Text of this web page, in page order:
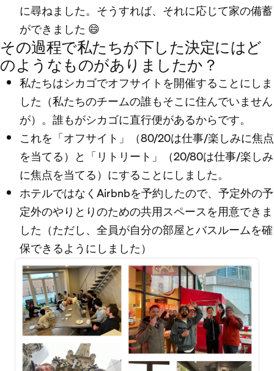
に尋ねました。そうすれば、それに応じて家の備蓄
ができました 😄
その過程で私たちが下した決定にはど
のようなものがありましたか？
私たちはシカゴでオフサイトを開催することにしま
した（私たちのチームの誰もそこに住んでいません
が）。誰もがシカゴに直行便があるからです。
これを「オフサイト」（80/20は仕事/楽しみに焦点
を当てる）と「リトリート」（20/80は仕事/楽しみ
に焦点を当てる）にすることにしました。
ホテルではなくAirbnbを予約したので、予定外の予
定外のやりとりのための共用スペースを用意できま
した（ただし、全員が自分の部屋とバスルームを確
保できるようにしました）